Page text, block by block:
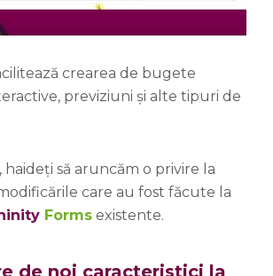
crearea de bugete
previziuni și alte tipuri de
să aruncăm o privire la
care au fost făcute la
Forms existente.
de noi caracteristici la